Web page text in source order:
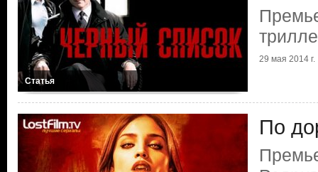
Статья
29 мая 2014 г.
По